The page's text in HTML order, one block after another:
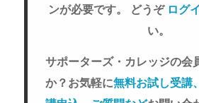
ンが必要です。 どうぞ ログ
い。
サポーターズ・カレッジの会
か？お気軽に無料お試し受講